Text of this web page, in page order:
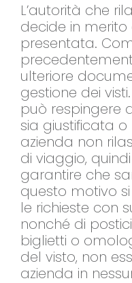
L’autorità che
decide in
presentata.
ulteriore
gestione dei
può respingere
sia giustificata
azienda non
di viaggio,
garantire che
questo motivo
le richieste con
nonché di
biglietti o
del visto, non
azienda in